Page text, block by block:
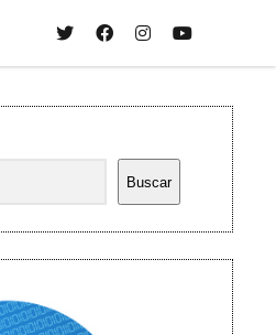
twitterfacebook
instagramyoutube
Buscar